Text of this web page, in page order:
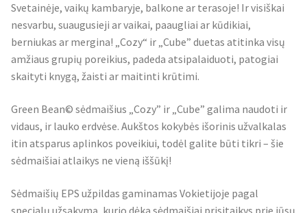
Svetainėje, vaikų kambaryje, balkone ar terasoje! Ir visiškai
nesvarbu, suaugusieji ar vaikai, paaugliai ar kūdikiai,
berniukas ar mergina! „Cozy“ ir „Cube” duetas atitinka visų
amžiaus grupių poreikius, padeda atsipalaiduoti, patogiai
skaityti knygą, žaisti ar maitinti krūtimi.
Green Bean© sėdmaišius „Cozy” ir „Cube” galima naudoti ir
vidaus, ir lauko erdvėse. Aukštos kokybės išorinis užvalkalas
itin atsparus aplinkos poveikiui, todėl galite būti tikri – šie
sėdmaišiai atlaikys ne vieną iššūkį!
Sėdmaišių EPS užpildas gaminamas Vokietijoje pagal
specialų užsakymą, kurio dėka sėdmaišiai prisitaikys prie jūsų